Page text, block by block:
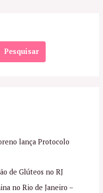
Pesquisar
lança Protocolo
de Glúteos no RJ
no Rio de Janeiro –